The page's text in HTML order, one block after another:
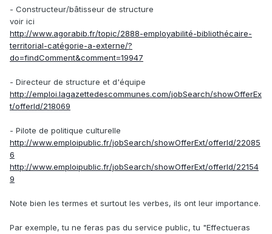
- Constructeur/bâtisseur de structure
voir ici
http://www.agorabib.fr/topic/2888-employabilité-bibliothécaire-
territorial-catégorie-a-externe/?
do=findComment&comment=19947
- Directeur de structure et d'équipe
http://emploi.lagazettedescommunes.com/jobSearch/showOfferEx
t/offerId/218069
- Pilote de politique culturelle
http://www.emploipublic.fr/jobSearch/showOfferExt/offerId/22085
6
http://www.emploipublic.fr/jobSearch/showOfferExt/offerId/22154
9
Note bien les termes et surtout les verbes, ils ont leur importance.
Par exemple, tu ne feras pas du service public, tu "Effectueras